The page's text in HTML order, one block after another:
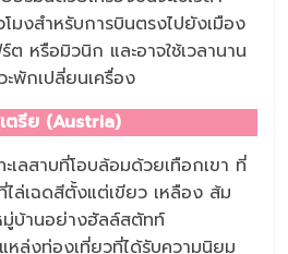
มงสำหรับการบินตรงไปยังเมือง
หรือมิวนิก และอาจใช้เวลานาน
พักเปลี่ยนเครื่อง
ตรีย (Austria)
เลสาบที่โอบล้อมด้วยเทือกเขา ที่
ไล่เฉดสีตั้งแต่เขียว เหลือง ส้ม
มู่บ้านอย่างฮัลล์สตัทท์
ล่งท่องเที่ยวที่ได้รับความนิยม